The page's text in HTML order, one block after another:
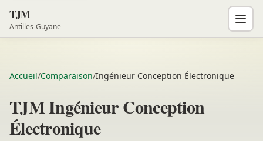
TJM
Antilles-Guyane
Accueil/Comparaison/Ingénieur Conception Électronique
TJM Ingénieur Conception
Électronique